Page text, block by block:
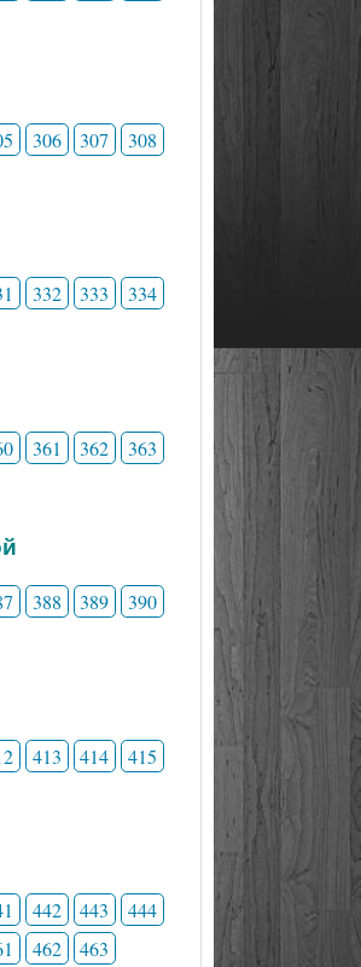
306 307
308
332 333
334
361 362
363
388 389
390
413 414
415
442 443
444
462 463